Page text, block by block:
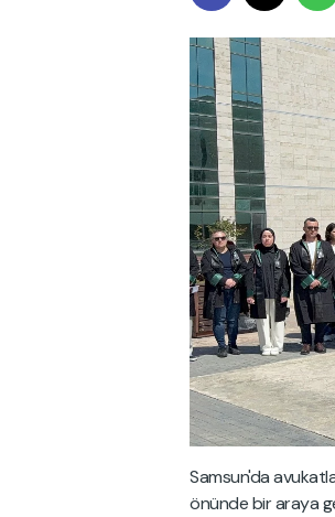
Samsun'da
önünde bir araya